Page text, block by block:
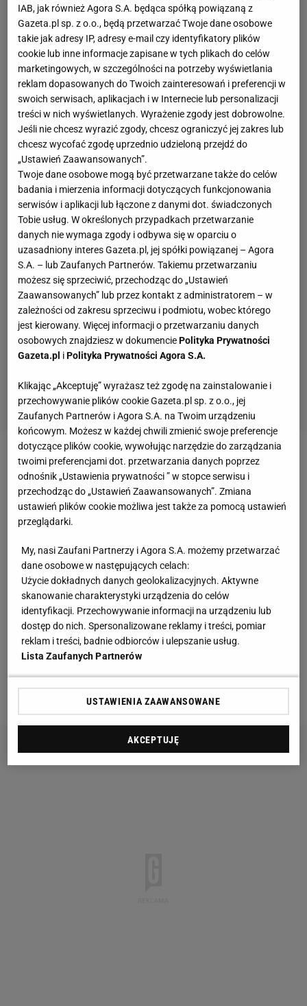
Około pół godziny po starcie ośmiu kolarzy uciekło
peletonowi. W najlepszym momencie mieli już
prawie osiem minut nad resztą stawki, ale dość
szybko zaczęła ona maleć. Najdłużej wytrzymał
siódemce, ale na około dwadzieścia
przed końcem został doścignięty przez peleton.
Chwilę później doszło do kolejnej ucieczki, Michael
Albasini i
Aleksander Winokurow
zaczęli chyba
jednak odrobinę za wcześnie. Silny wiatr ułatwił
zadanie peletonowi i 2,5 kilometra przed końcem
IAB, jak również Agora S.A. będąca spółką powiązaną z
Gazeta.pl sp. z o.o., będą przetwarzać Twoje dane osobowe
takie jak adresy IP, adresy e-mail czy identyfikatory plików
cookie lub inne informacje zapisane w tych plikach do celów
marketingowych, w szczególności na potrzeby wyświetlania
reklam dopasowanych do Twoich zainteresowań i preferencji w
swoich serwisach, aplikacjach i w Internecie lub personalizacji
treści w nich wyświetlanych. Wyrażenie zgody jest dobrowolne.
Jeśli nie chcesz wyrazić zgody, chcesz ograniczyć jej zakres lub
chcesz wycofać zgodę uprzednio udzieloną przejdź do
„Ustawień Zaawansowanych”.
Twoje dane osobowe mogą być przetwarzane także do celów
badania i mierzenia informacji dotyczących funkcjonowania
serwisów i aplikacji lub łączone z danymi dot. świadczonych
Tobie usług. W określonych przypadkach przetwarzanie
danych nie wymaga zgody i odbywa się w oparciu o
uzasadniony interes Gazeta.pl, jej spółki powiązanej – Agora
S.A. – lub Zaufanych Partnerów. Takiemu przetwarzaniu
możesz się sprzeciwić, przechodząc do „Ustawień
Zaawansowanych” lub przez kontakt z administratorem – w
zależności od zakresu sprzeciwu i podmiotu, wobec którego
jest kierowany. Więcej informacji o przetwarzaniu danych
osobowych znajdziesz w dokumenciePolityka Prywatności
Gazeta.pl iPolityka Prywatności Agora S.A.
Klikając „Akceptuję” wyrażasz też zgodę na zainstalowanie i
przechowywanie plików cookie Gazeta.pl sp. z o.o., jej
Zaufanych Partnerów i Agora S.A. na Twoim urządzeniu
końcowym. Możesz w każdej chwili zmienić swoje preferencje
dotyczące plików cookie, wywołując narzędzie do zarządzania
twoimi preferencjami dot. przetwarzania danych poprzez
odnośnik „Ustawienia prywatności ” w stopce serwisu i
przechodząc do „Ustawień Zaawansowanych”. Zmiana
ustawień plików cookie możliwa jest także za pomocą ustawień
przeglądarki.
My, nasi Zaufani Partnerzy i Agora S.A. możemy przetwarzać
dane osobowe w następujących celach:
Użycie dokładnych danych geolokalizacyjnych. Aktywne
skanowanie charakterystyki urządzenia do celów
identyfikacji. Przechowywanie informacji na urządzeniu lub
dostęp do nich. Spersonalizowane reklamy i treści, pomiar
reklam i treści, badnie odbiorców i ulepszanie usług.
Lista Zaufanych Partnerów
USTAWIENIA ZAAWANSOWANE
AKCEPTUJĘ